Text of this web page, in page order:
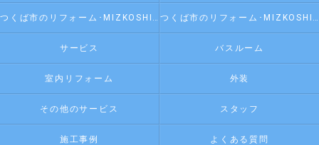
つくば市のリフォーム･MIZKOSHI 水越の評判 つくば市のリフォーム･MIZKOSHI 水越のお客様の声
サービス バスルーム
室内リフォーム 外装
その他のサービス スタッフ
施工事例 よくある質問